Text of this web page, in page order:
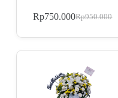
Rp950.000
Rp750.000